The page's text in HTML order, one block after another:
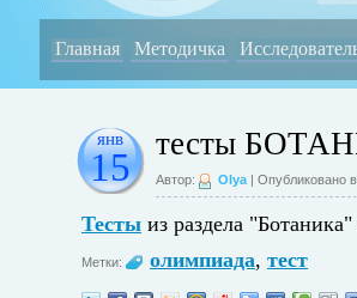
Главная Методичка
янв
15
тесты
Автор: Olya | Опубликовано
Тесты из раздела
Метки: олимпиада, тест